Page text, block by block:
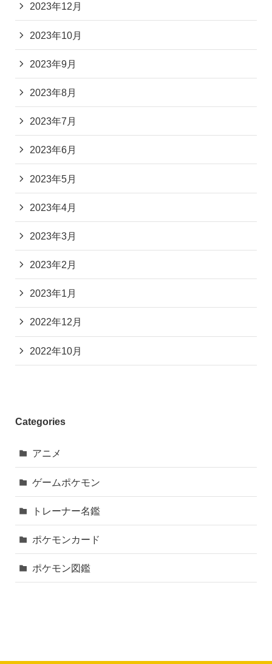
2023年12月
2023年10月
2023年9月
2023年8月
2023年7月
2023年6月
2023年5月
2023年4月
2023年3月
2023年2月
2023年1月
2022年12月
2022年10月
Categories
アニメ
ゲームポケモン
トレーナー名鑑
ポケモンカード
ポケモン図鑑